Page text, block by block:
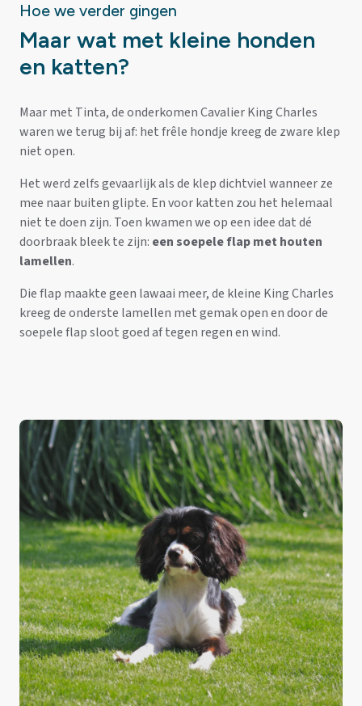
Hoe we verder gingen
Maar wat met kleine honden
en katten?
Maar met Tinta, de onderkomen Cavalier King Charles
waren we terug bij af: het frêle hondje kreeg de zware klep
niet open.
Het werd zelfs gevaarlijk als de klep dichtviel wanneer ze
mee naar buiten glipte. En voor katten zou het helemaal
niet te doen zijn. Toen kwamen we op een idee dat dé
doorbraak bleek te zijn: een soepele flap met houten
lamellen.
Die flap maakte geen lawaai meer, de kleine King Charles
kreeg de onderste lamellen met gemak open en door de
soepele flap sloot goed af tegen regen en wind.